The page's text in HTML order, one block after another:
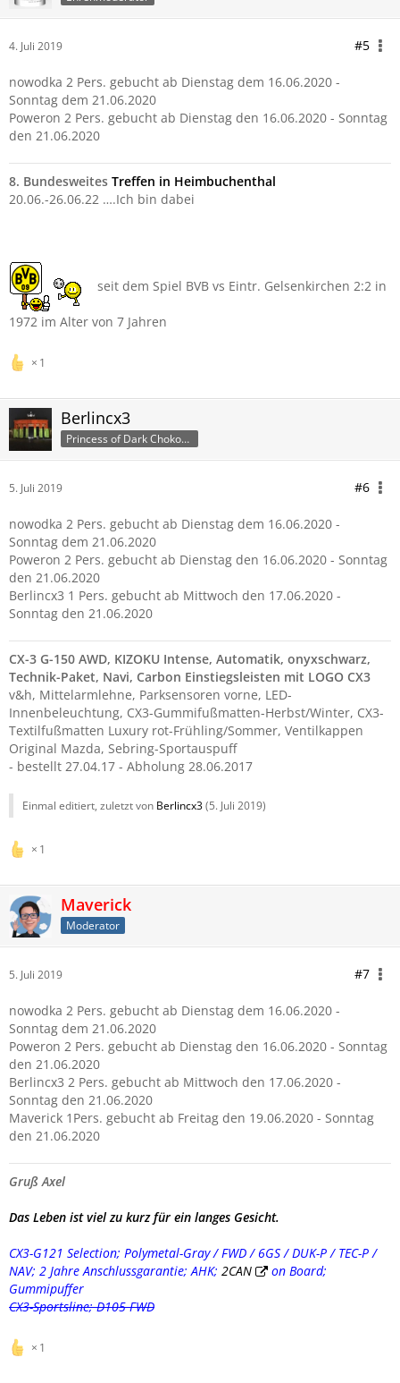
4. Juli 2019 #5
nowodka 2 Pers. gebucht ab Dienstag dem 16.06.2020 -
Sonntag dem 21.06.2020
Poweron 2 Pers. gebucht ab Dienstag den 16.06.2020 - Sonntag
den 21.06.2020
8. Bundesweites Treffen in Heimbuchenthal
20.06.-26.06.22 ….Ich bin dabei
seit dem Spiel BVB vs Eintr. Gelsenkirchen 2:2 in
1972 im Alter von 7 Jahren
1
Berlincx3
Princess of Dark ChokoCubes
5. Juli 2019 #6
nowodka 2 Pers. gebucht ab Dienstag dem 16.06.2020 -
Sonntag dem 21.06.2020
Poweron 2 Pers. gebucht ab Dienstag den 16.06.2020 - Sonntag
den 21.06.2020
Berlincx3 1 Pers. gebucht ab Mittwoch den 17.06.2020 -
Sonntag den 21.06.2020
CX-3 G-150 AWD, KIZOKU Intense, Automatik, onyxschwarz,
Technik-Paket, Navi, Carbon Einstiegsleisten mit LOGO CX3
v&h, Mittelarmlehne, Parksensoren vorne, LED-
Innenbeleuchtung, CX3-Gummifußmatten-Herbst/Winter, CX3-
Textilfußmatten Luxury rot-Frühling/Sommer, Ventilkappen
Original Mazda, Sebring-Sportauspuff
- bestellt 27.04.17 - Abholung 28.06.2017
Einmal editiert, zuletzt von Berlincx3(5. Juli 2019)
1
Maverick
Moderator
5. Juli 2019 #7
nowodka 2 Pers. gebucht ab Dienstag dem 16.06.2020 -
Sonntag dem 21.06.2020
Poweron 2 Pers. gebucht ab Dienstag den 16.06.2020 - Sonntag
den 21.06.2020
Berlincx3 2 Pers. gebucht ab Mittwoch den 17.06.2020 -
Sonntag den 21.06.2020
Maverick 1Pers. gebucht ab Freitag den 19.06.2020 - Sonntag
den 21.06.2020
Gruß Axel
Das Leben ist viel zu kurz für ein langes Gesicht.
CX3-G121 Selection; Polymetal-Gray / FWD / 6GS / DUK-P / TEC-P /
NAV; 2 Jahre Anschlussgarantie; AHK; 2CAN
on Board;
Gummipuffer
CX3-Sportsline; D105 FWD
1